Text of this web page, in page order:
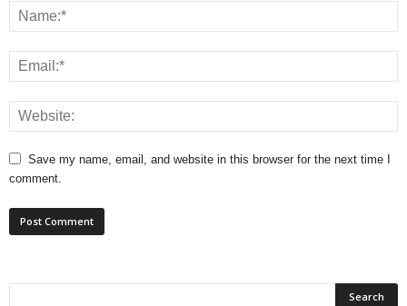
Save my name, email, and website in this browser for the next time I
comment.